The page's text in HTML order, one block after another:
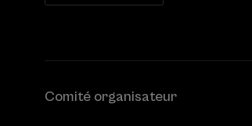
Comité organisateur